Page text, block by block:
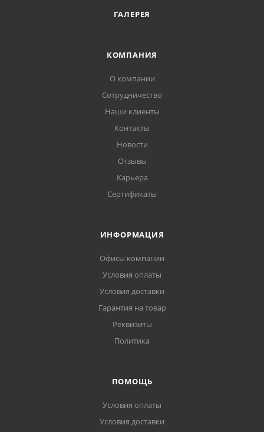
ГАЛЕРЕЯ
КОМПАНИЯ
О компании
Сотрудничество
Наши клиенты
Контакты
Новости
Отзывы
Карьера
Сертификаты
ИНФОРМАЦИЯ
Офисы компании
Условия оплаты
Условия доставки
Гарантия на товар
Реквизиты
Политика
ПОМОЩЬ
Условия оплаты
Условия доставки